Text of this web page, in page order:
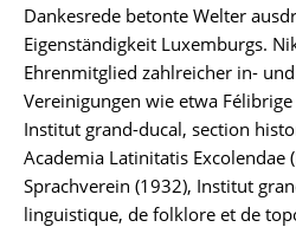
Dankesrede betonte Welter
Eigenständigkeit Luxemburgs.
Ehrenmitglied zahlreicher in-
Vereinigungen wie etwa
Institut grand-ducal, section
Academia Latinitatis Excolendae
Sprachverein (1932), Institut
linguistique, de folklore et de